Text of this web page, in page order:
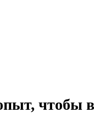
чтобы